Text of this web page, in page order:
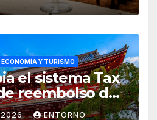
ECONOMÍA Y TURISMO
el sistema Tax
reembolso de
noviembre
2026 ENTORNO